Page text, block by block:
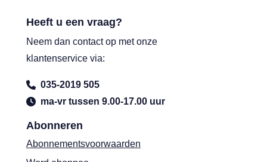
Abonneren
Abonnementsvoorwaarden
Heeft u een vraag?
Neem dan contact op met onze
klantenservice via:
035-2019 505
ma-vr tussen 9.00-17.00 uur